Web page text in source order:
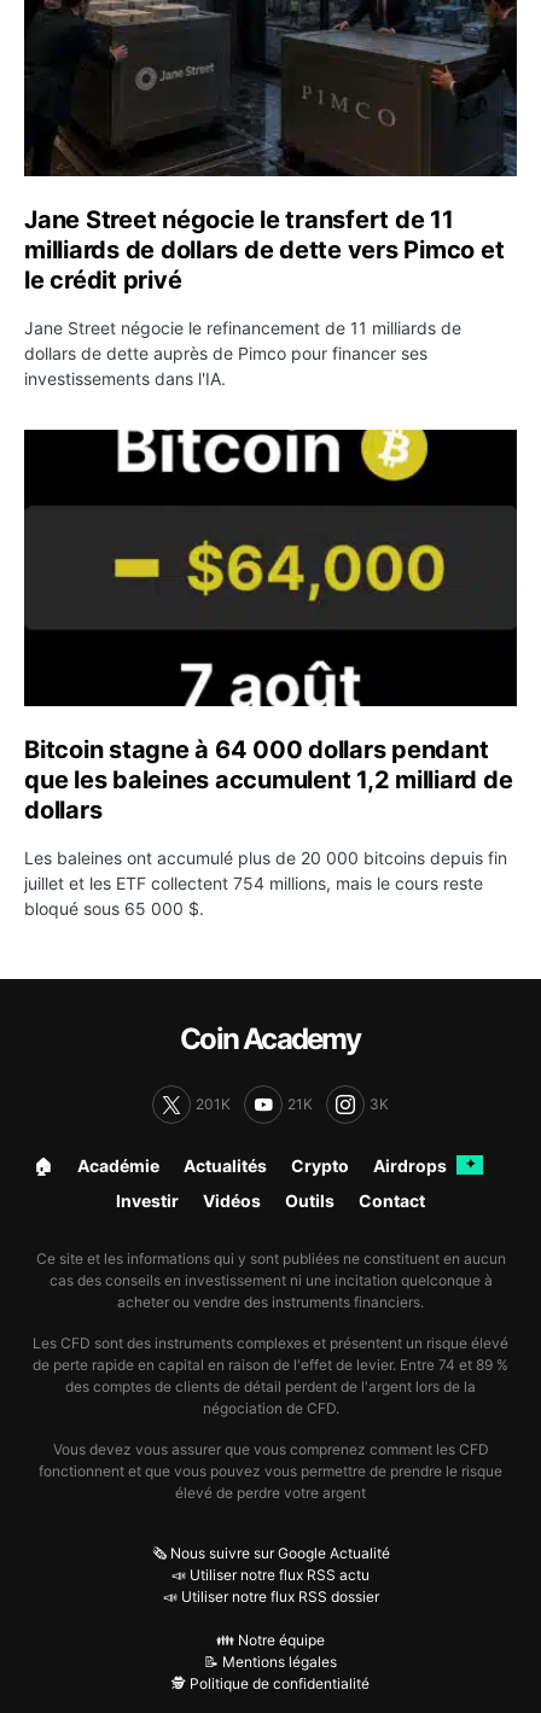
Jane Street négocie le transfert de 11
milliards de dollars de dette vers Pimco et
le crédit privé
Jane Street négocie le refinancement de 11 milliards de
dollars de dette auprès de Pimco pour financer ses
investissements dans l'IA.
Bitcoin stagne à 64 000 dollars pendant que les
Bitcoin stagne à 64 000 dollars pendant
que les baleines accumulent 1,2 milliard de
dollars
Les baleines ont accumulé plus de 20 000 bitcoins depuis fin
juillet et les ETF collectent 754 millions, mais le cours reste
bloqué sous 65 000 $.
Coin Academy
201K 21K 3K
🏠︎ Académie Actualités Crypto Airdrops ✦
Investir Vidéos Outils Contact
Ce site et les informations qui y sont publiées ne constituent en aucun
cas des conseils en investissement ni une incitation quelconque à
acheter ou vendre des instruments financiers.
Les CFD sont des instruments complexes et présentent un risque élevé
de perte rapide en capital en raison de l'effet de levier. Entre 74 et 89 %
des comptes de clients de détail perdent de l'argent lors de la
négociation de CFD.
Vous devez vous assurer que vous comprenez comment les CFD
fonctionnent et que vous pouvez vous permettre de prendre le risque
élevé de perdre votre argent
🗞️ Nous suivre sur Google Actualité
📣 Utiliser notre flux RSS actu
📣 Utiliser notre flux RSS dossier
👪 Notre équipe
📝 Mentions légales
🕵️ Politique de confidentialité